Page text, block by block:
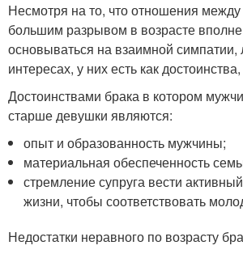
Несмотря на то, что отношения
большим разрывом в возрасте вполне
основываться на взаимной
интересах, у них есть как
Достоинствами брака в котором
старше девушки являются:
опыт и образованность мужчины;
материальная обеспеченность
стремление супруга вести
жизни, чтобы соответствовать
Недостатки неравного по возрасту